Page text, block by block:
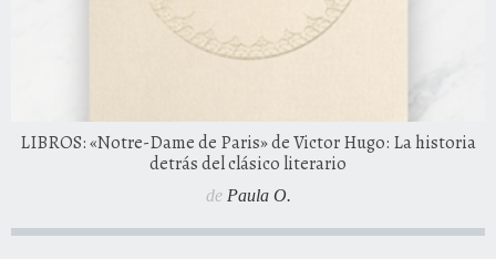
LIBROS: «Notre-Dame de Paris» de Victor Hugo: La historia
detrás del clásico literario
de Paula O.